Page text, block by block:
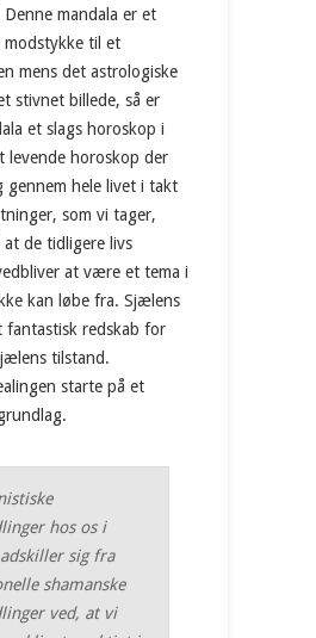
mandala er et
modstykke til et
mens det astrologiske
stivnet billede, så er
et slags horoskop i
levende horoskop der
gennem hele livet i takt
som vi tager,
at de tidligere livs
at være et tema i
kan løbe fra. Sjælens
fantastisk redskab for
tilstand.
starte på et
hos os i
adskiller sig fra
shamanske
ved, at vi